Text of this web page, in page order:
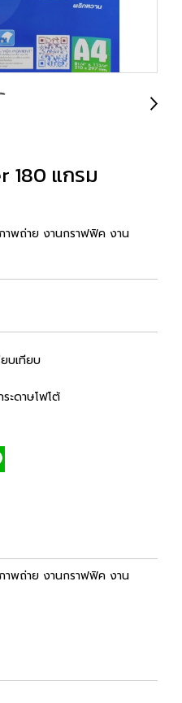
180 แกรม
พถ่าย งานกราฟฟิค งาน
ยบเทียบ
ระดาษโฟโต้
พถ่าย งานกราฟฟิค งาน